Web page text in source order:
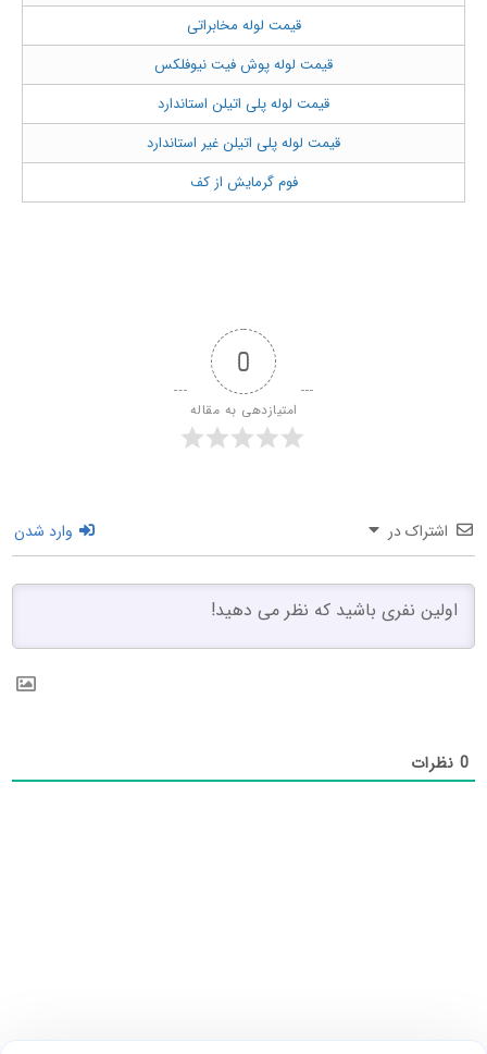
قیمت لوله مخابراتی
قیمت لوله پوش فیت نیوفلکس
قیمت لوله پلی اتیلن استاندارد
قیمت لوله پلی اتیلن غیر استاندارد
فوم گرمایش از کف
0
امتیازدهی به مقاله
اشتراک در وارد شدن
0 نظرات